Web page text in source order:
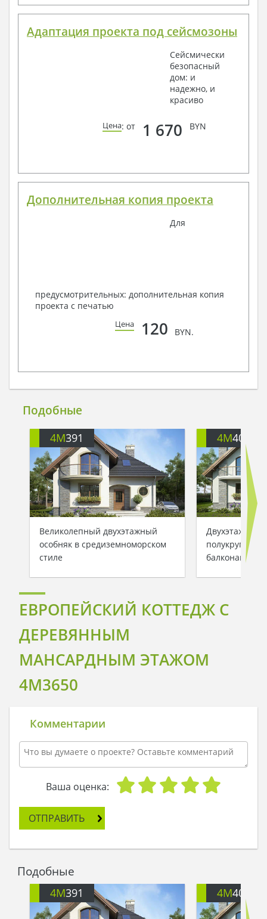
Адаптация проекта под сейсмозоны
Сейсмически
безопасный
дом: и
надежно, и
красиво
Цена: от 1 670 BYN
Дополнительная копия проекта
Для
предусмотрительных: дополнительная копия
проекта с печатью
Цена 120 BYN.
Подобные
4M391
Великолепный двухэтажный
особняк в средиземноморском
стиле
4M401
Двухэтажный
балконами
ЕВРОПЕЙСКИЙ КОТТЕДЖ С
ДЕРЕВЯННЫМ
МАНСАРДНЫМ ЭТАЖОМ
4M3650
Комментарии
Ваша оценка:
ОТПРАВИТЬ
Подобные
4M391 4M401